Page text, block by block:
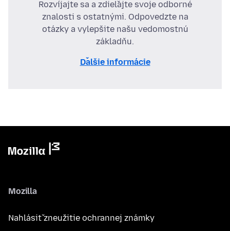
Rozvíjajte sa a zdieľajte svoje odborné
znalosti s ostatnými. Odpovedzte na
otázky a vylepšite našu vedomostnú
základňu.
Ďalšie informácie
Mozilla
Nahlásiť zneužitie ochrannej známky